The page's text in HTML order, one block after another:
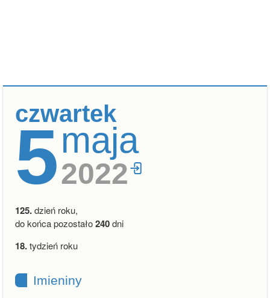
czwartek
5maja
2022
125.dzień roku,
do końca pozostało240dni
18.tydzień roku
Imieniny